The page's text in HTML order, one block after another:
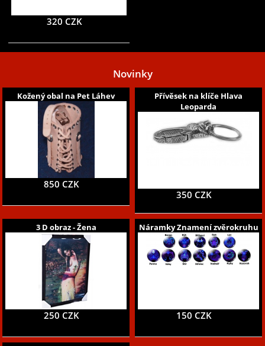
320 CZK
Novinky
Kožený obal na Pet Láhev
850 CZK
Přívěsek na klíče Hlava
Leoparda
350 CZK
3 D obraz - Žena
250 CZK
Náramky Znamení zvěrokruhu
150 CZK